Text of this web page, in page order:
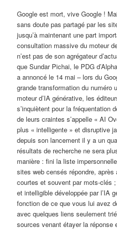
Google est mort, vive Google !
sans doute pas partagé par les
jusqu’à maintenant une part
consultation massive du moteur
n’est pas de son agrégateur
que Sundar Pichai, le PDG
a annoncé le 14 mai – lors du
grande transformation du numéro
moteur d’IA générative, les
s’inquiètent pour la fréquentation
de leurs craintes s’appelle « AI
plus « intelligente » et disruptive
depuis son lancement il y a un
résultats de recherche ne sera
manière : fini la liste
sites web censés répondre,
courtes et souvent par mots-clés
et intelligible développée par l’IA
fonction de ce que vous lui avez
avec quelques liens seulement
sources venant étayer la réponse